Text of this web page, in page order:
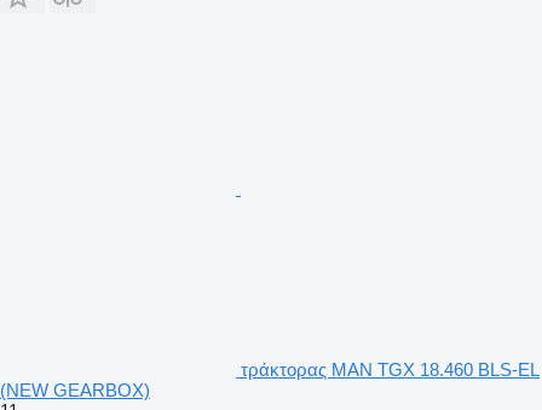
τράκτορας MAN TGX 18.460 BLS-EL
(NEW GEARBOX)